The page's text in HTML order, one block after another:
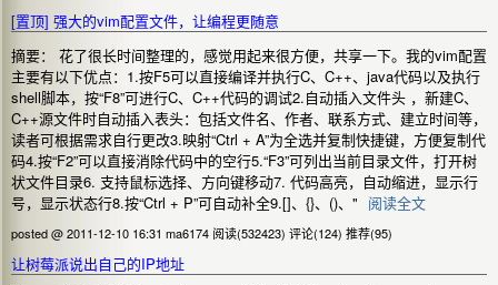
[置顶] 强大的vim配置文件，让编程更随意
摘要： 花了很长时间整理的，感觉用起来很方便，共享一下。我的vim配置
主要有以下优点：1.按F5可以直接编译并执行C、C++、java代码以及执行
shell脚本，按“F8”可进行C、C++代码的调试2.自动插入文件头 ，新建C、
C++源文件时自动插入表头：包括文件名、作者、联系方式、建立时间等，
读者可根据需求自行更改3.映射“Ctrl + A”为全选并复制快捷键，方便复制代
码4.按“F2”可以直接消除代码中的空行5.“F3”可列出当前目录文件，打开树
状文件目录6. 支持鼠标选择、方向键移动7. 代码高亮，自动缩进，显示行
号，显示状态行8.按“Ctrl + P”可自动补全9.[]、{}、()、" 阅读全文
posted @ 2011-12-10 16:31 ma6174 阅读(532423) 评论(124) 推荐(95)
让树莓派说出自己的IP地址